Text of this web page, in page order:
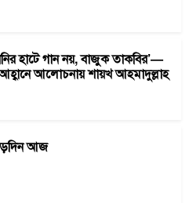
হাটে গান নয়, বাজুক তাকবির’—
আলোচনায় শায়খ আহমাদুল্লাহ
আজ